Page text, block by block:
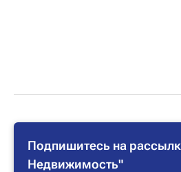
Подпишитесь на
Недвижимость"